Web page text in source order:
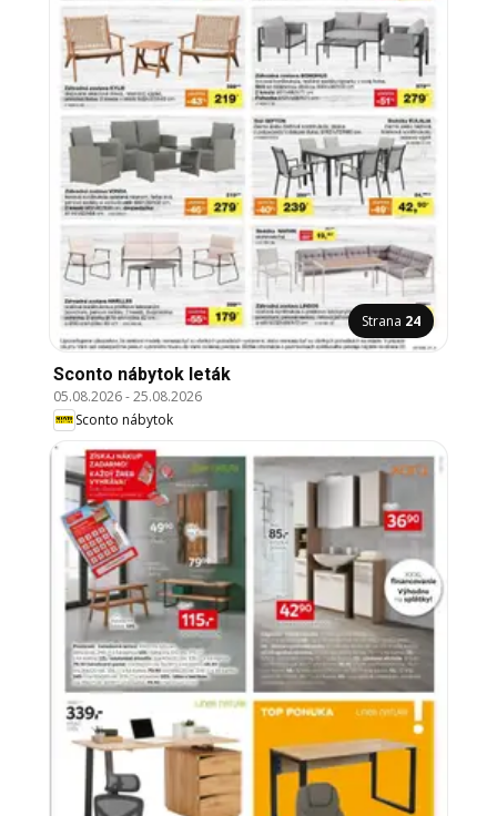
Strana 24
Sconto nábytok leták
05.08.2026-25.08.2026
Sconto nábytok